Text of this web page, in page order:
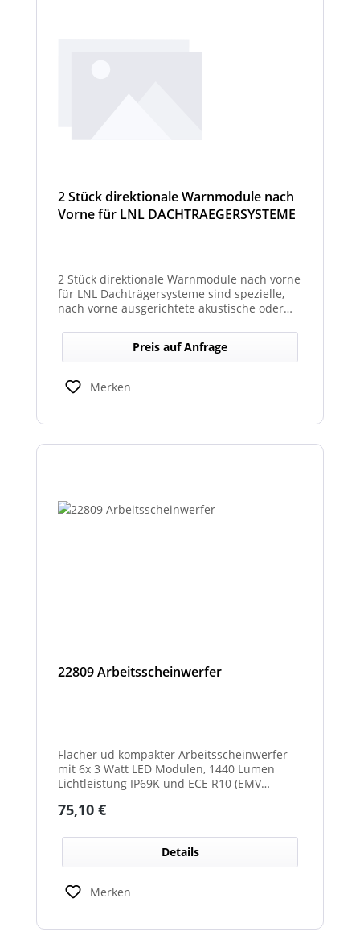
2 Stück direktionale Warnmodule nach
Vorne für LNL DACHTRAEGERSYSTEME
2 Stück direktionale Warnmodule nach vorne
für LNL Dachträgersysteme sind spezielle,
nach vorne ausgerichtete akustische oder
montiert werden, um in Fahrtrichtung
gezielte Warnsignale auszugeben. Sie
erhöhen die Sicht- und Hörbarkeit kritischer
Hinweise für Fahrer und Umfeld und sind
kompatibel mit den LNL-Trägersystemen zur
Einsatzfahrten.
Preis auf Anfrage
Merken
22809 Arbeitsscheinwerfer
Flacher ud kompakter Arbeitsscheinwerfer
mit 6x 3 Watt LED Modulen, 1440 Lumen
Lichtleistung IP69K und ECE R10 (EMV
Scheinwerfer auch über eine ECE R23
Rückfahrscheinwerfer im Geltungsbereich
der StVO zugelassen.
Regulärer Preis:
75,10 €
Details
Merken